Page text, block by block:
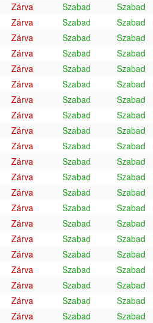
Zárva Szabad
Szabad
Zárva Szabad
Szabad
Zárva Szabad
Szabad
Zárva Szabad
Szabad
Zárva Szabad
Szabad
Zárva Szabad
Szabad
Zárva Szabad
Szabad
Zárva Szabad
Szabad
Zárva Szabad
Szabad
Zárva Szabad
Szabad
Zárva Szabad
Szabad
Zárva Szabad
Szabad
Zárva Szabad
Szabad
Zárva Szabad
Szabad
Zárva Szabad
Szabad
Zárva Szabad
Szabad
Zárva Szabad
Szabad
Zárva Szabad
Szabad
Zárva Szabad
Szabad
Zárva Szabad
Szabad
Zárva Szabad
Szabad